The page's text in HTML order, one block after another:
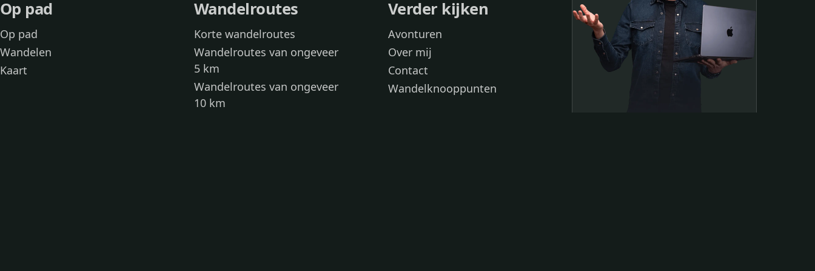
Op pad
Op pad
Wandelen
Kaart
Wandelroutes
Korte wandelroutes
Wandelroutes van ongeveer
5 km
Wandelroutes van ongeveer
10 km
Verder kijken
Avonturen
Over mij
Contact
Wandelknooppunten